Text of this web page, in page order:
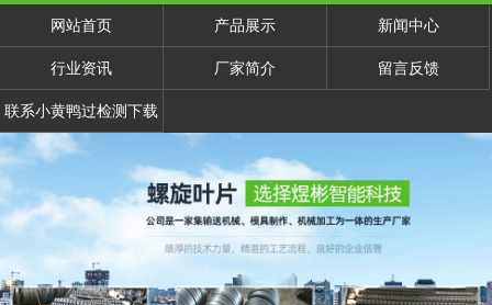
网站首页 产品展示 新闻中心
行业资讯 厂家简介 留言反馈
联系小黄鸭过检测下载